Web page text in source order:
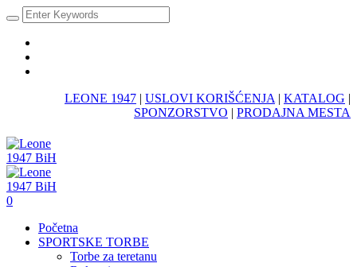
LEONE 1947 | USLOVI KORIŠĆENJA | KATALOG |
SPONZORSTVO | PRODAJNA MESTA
0
Početna
SPORTSKE TORBE
Torbe za teretanu